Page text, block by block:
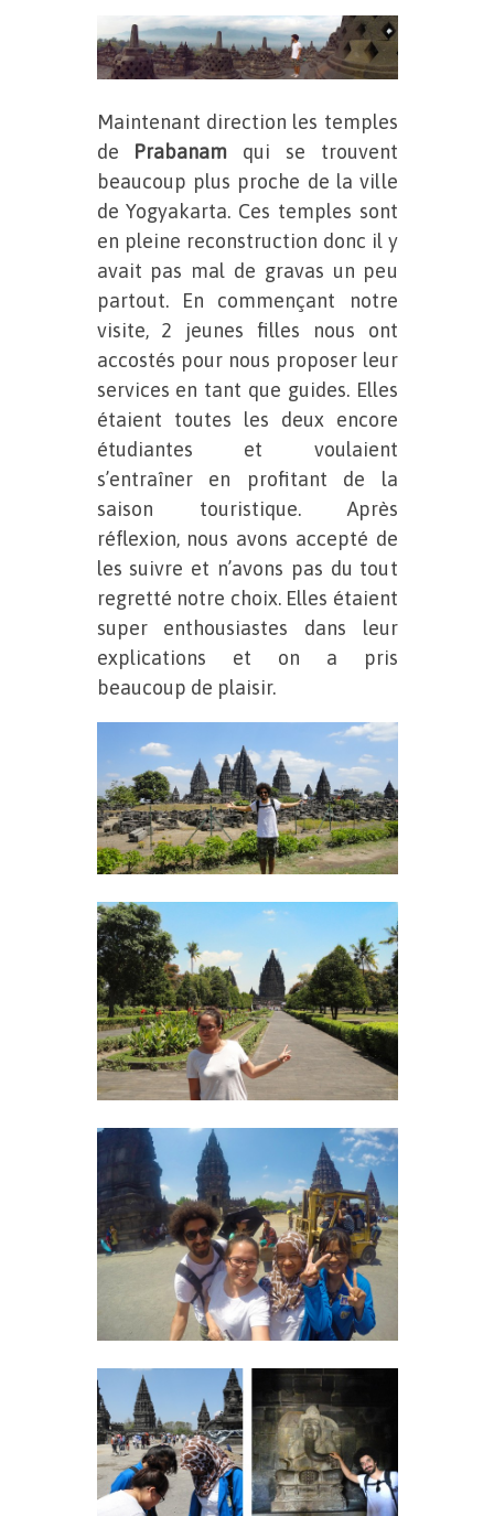
Maintenant direction les temples
de Prabanam qui se trouvent
beaucoup plus proche de la ville
de Yogyakarta. Ces temples sont
en pleine reconstruction donc il y
avait pas mal de gravas un peu
partout. En commençant notre
visite, 2 jeunes filles nous ont
accostés pour nous proposer leur
services en tant que guides. Elles
étaient toutes les deux encore
étudiantes et voulaient
s’entraîner en profitant de la
saison touristique. Après
réflexion, nous avons accepté de
les suivre et n’avons pas du tout
regretté notre choix. Elles étaient
super enthousiastes dans leur
explications et on a pris
beaucoup de plaisir.